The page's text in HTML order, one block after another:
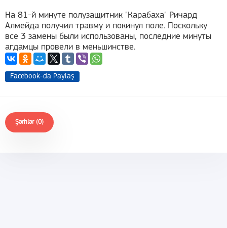
На 81-й минуте полузащитник "Карабаха" Ричард
Алмейда получил травму и покинул поле. Поскольку
все 3 замены были использованы, последние минуты
агдамцы провели в меньшинстве.
Facebook-da Paylaş
Şərhlər (0)